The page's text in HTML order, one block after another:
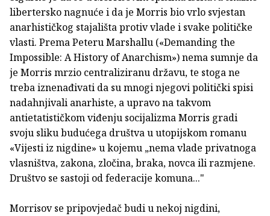
libertersko nagnuće i da je Morris bio vrlo svjestan
anarhističkog stajališta protiv vlade i svake političke
vlasti. Prema Peteru Marshallu («Demanding the
Impossible: A History of Anarchism») nema sumnje da
je Morris mrzio centraliziranu državu, te stoga ne
treba iznenađivati da su mnogi njegovi politički spisi
nadahnjivali anarhiste, a upravo na takvom
antietatističkom viđenju socijalizma Morris gradi
svoju sliku budućega društva u utopijskom romanu
«Vijesti iz nigdine» u kojemu „nema vlade privatnoga
vlasništva, zakona, zločina, braka, novca ili razmjene.
Društvo se sastoji od federacije komuna..."
Morrisov se pripovjedač budi u nekoj nigdini,